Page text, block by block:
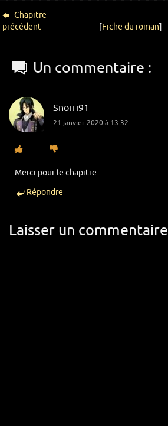
Chapitre
précédent
[Fiche du roman]
Un commentaire :
Snorri91
21 janvier 2020 à 13:32
Merci pour le chapitre.
Répondre
Laisser un commentaire